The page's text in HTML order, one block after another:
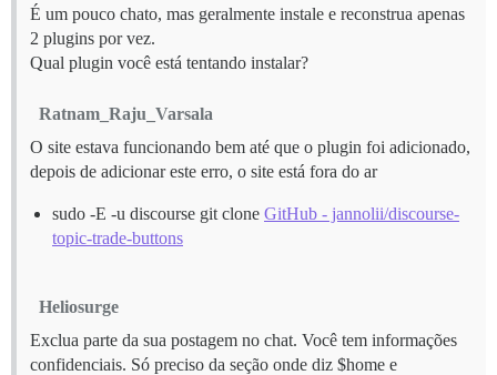
É um pouco chato, mas geralmente instale e reconstrua apenas
2 plugins por vez.
Qual plugin você está tentando instalar?
Ratnam_Raju_Varsala
O site estava funcionando bem até que o plugin foi adicionado,
depois de adicionar este erro, o site está fora do ar
sudo -E -u discourse git clone GitHub - jannolii/discourse-
topic-trade-buttons
Heliosurge
Exclua parte da sua postagem no chat. Você tem informações
confidenciais. Só preciso da seção onde diz $home e